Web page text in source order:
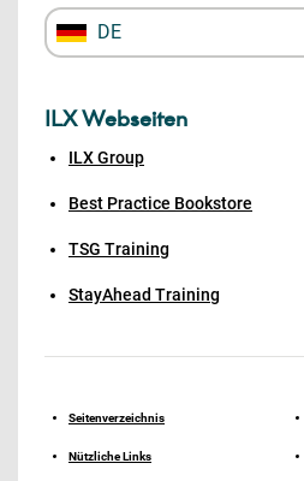
DE
ILX Webseiten
ILX Group
Best Practice Bookstore
TSG Training
StayAhead Training
Seitenverzeichnis
Nützliche Links